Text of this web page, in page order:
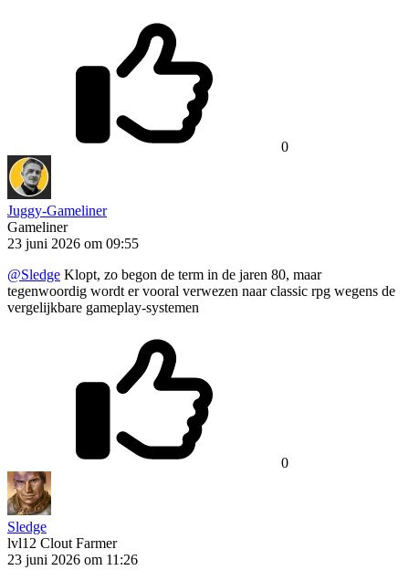
0
Juggy-Gameliner
Gameliner
23 juni 2026 om 09:55
@Sledge Klopt, zo begon de term in de jaren 80, maar
tegenwoordig wordt er vooral verwezen naar classic rpg wegens de
vergelijkbare gameplay-systemen
0
Sledge
lvl12 Clout Farmer
23 juni 2026 om 11:26